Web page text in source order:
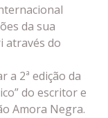
da sua
através do
a 2ª edição da
do escritor e
Amora Negra.